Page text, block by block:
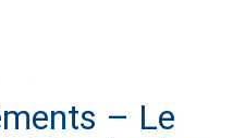
– Le